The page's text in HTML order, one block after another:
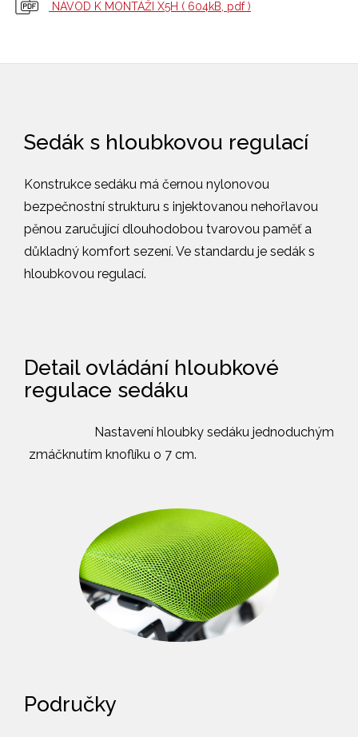
NÁVOD K MONTÁŽI X5H ( 604kB, pdf )
Sedák s hloubkovou regulací
Konstrukce sedáku má černou nylonovou
bezpečnostní strukturu s injektovanou nehořlavou
pěnou zaručující dlouhodobou tvarovou paměť a
důkladný komfort sezení. Ve standardu je sedák s
hloubkovou regulací.
Detail ovládání hloubkové
regulace sedáku
Nastavení hloubky sedáku jednoduchým
zmáčknutím knoflíku o 7 cm.
Područky